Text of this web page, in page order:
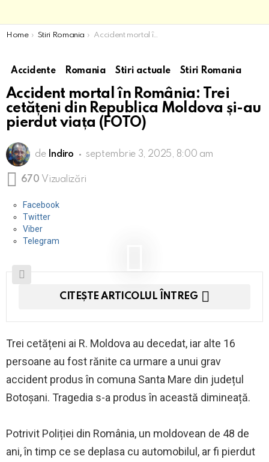
You are here:
Home Stiri Romania Accident mortal în România: Trei cetățeni din Republica Moldova și-au pierdut viața (FOTO)
Accidente Romania Stiri actuale Stiri Romania
Accident mortal în România: Trei
cetățeni din Republica Moldova și-au
pierdut viața (FOTO)
de Indiro septembrie 3, 2025, 8:00 am
670 Vizualizări
Facebook
Twitter
Viber
Telegram
CITEȘTE ARTICOLUL ÎNTREG
Trei cetățeni ai R. Moldova au decedat, iar alte 16
persoane au fost rănite ca urmare a unui grav
accident produs în comuna Santa Mare din județul
Botoșani. Tragedia s-a produs în această dimineață.
Potrivit Poliției din România, un moldovean de 48 de
ani, în timp ce se deplasa cu automobilul, ar fi pierdut